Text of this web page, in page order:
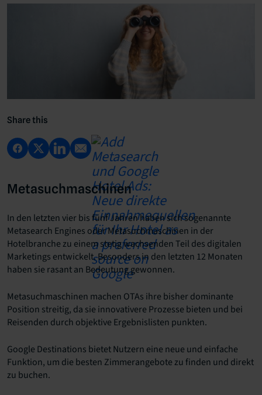
Share this
Metasuchmaschinen
In den letzten vier bis fünf Jahren haben sich sogenannte
Metasearch Engines oder Metasuchmaschinen in der
Hotelbranche zu einem stetig wachsenden Teil des digitalen
Marketings entwickelt. Besonders in den letzten 12 Monaten
haben sie rasant an Bedeutung gewonnen.
Metasuchmaschinen machen OTAs ihre bisher dominante
Position streitig, da sie innovativere Prozesse bieten und bei
Reisenden durch objektive Ergebnislisten punkten.
Google Destinations bietet Nutzern eine neue und einfache
Funktion, um die besten Zimmerangebote zu finden und direkt
zu buchen.